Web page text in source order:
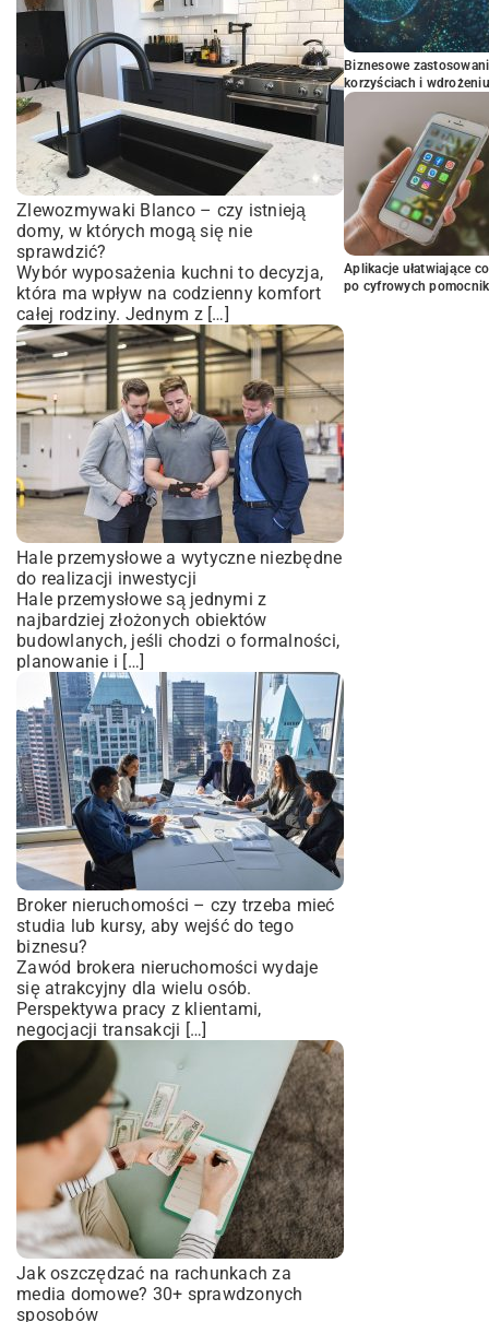
Zlewozmywaki Blanco – czy istnieją
domy, w których mogą się nie
sprawdzić?
Wybór wyposażenia kuchni to decyzja,
która ma wpływ na codzienny komfort
całej rodziny. Jednym z […]
Hale przemysłowe a wytyczne niezbędne
do realizacji inwestycji
Hale przemysłowe są jednymi z
najbardziej złożonych obiektów
budowlanych, jeśli chodzi o formalności,
planowanie i […]
Broker nieruchomości – czy trzeba mieć
studia lub kursy, aby wejść do tego
biznesu?
Zawód brokera nieruchomości wydaje
się atrakcyjny dla wielu osób.
Perspektywa pracy z klientami,
negocjacji transakcji […]
Jak oszczędzać na rachunkach za
media domowe? 30+ sprawdzonych
sposobów
Biznesowe
korzyściach i wdrożeniu
Aplikacje ułatwiające
po cyfrowych